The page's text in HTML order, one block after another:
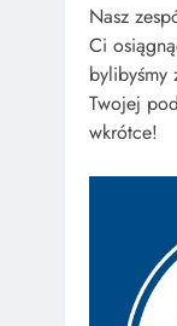
Nasz
Ci
bylibyśmy
Twojej
wkrótce!